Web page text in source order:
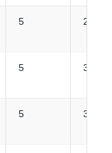
5 2
5 3
5 3